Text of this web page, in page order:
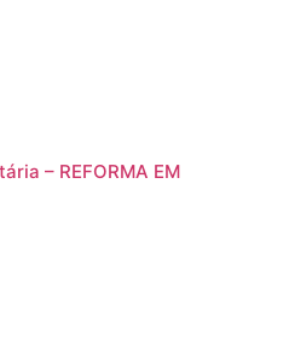
– REFORMA EM